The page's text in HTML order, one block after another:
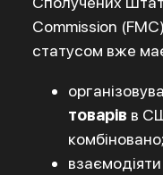
Commission
статусом вже
товарів в
комбіновано;